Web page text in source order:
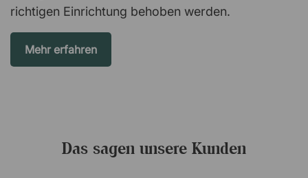
richtigen Einrichtung behoben werden.
Mehr erfahren
Das sagen unsere Kunden